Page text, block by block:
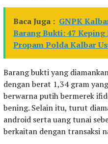
Baca Juga : GNPK
Barang Bukti: 47 Keping
Propam Polda Kalbar
Barang bukti yang
dengan berat 1,34 gram
berwarna putih bermerek
bening. Selain itu, turut
android serta uang tunai
berkaitan dengan transaksi